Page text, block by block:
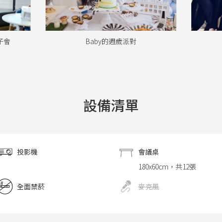
聲域共振 / 即興音樂會
設備清單
投影機
會議桌
180x60cm，共12張
全面禁菸
麥克風